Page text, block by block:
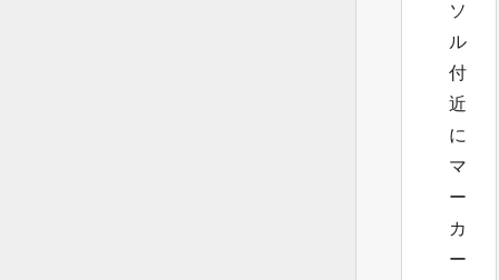
ソ
ル
付
近
に
マ
ー
カ
ー